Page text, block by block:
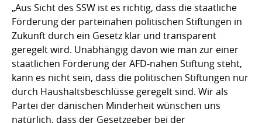
„Aus Sicht des SSW ist es richtig, dass die staatliche
Förderung der parteinahen politischen Stiftungen in
Zukunft durch ein Gesetz klar und transparent
geregelt wird. Unabhängig davon wie man zur einer
staatlichen Förderung der AFD-nahen Stiftung steht,
kann es nicht sein, dass die politischen Stiftungen nur
durch Haushaltsbeschlüsse geregelt sind. Wir als
Partei der dänischen Minderheit wünschen uns
natürlich, dass der Gesetzgeber bei der